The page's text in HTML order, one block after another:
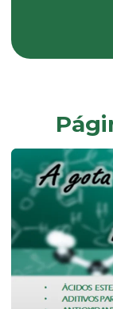
Composto de pvc
Desmoldante
Dessecante
Dessecante preço
Dibp
Dinp